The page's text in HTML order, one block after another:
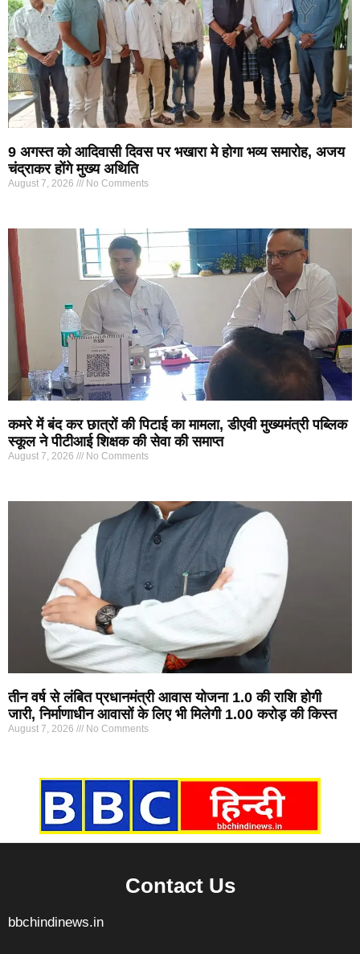
9 अगस्त को आदिवासी दिवस पर भखारा मे होगा भव्य समारोह, अजय
चंद्राकर होंगे मुख्य अथिति
August 7, 2026 No Comments
कमरे में बंद कर छात्रों की पिटाई का मामला, डीएवी मुख्यमंत्री पब्लिक
स्कूल ने पीटीआई शिक्षक की सेवा की समाप्त
August 7, 2026 No Comments
तीन वर्ष से लंबित प्रधानमंत्री आवास योजना 1.0 की राशि होगी
जारी, निर्माणाधीन आवासों के लिए भी मिलेगी 1.00 करोड़ की किस्त
August 7, 2026 No Comments
Contact Us
bbchindinews.in